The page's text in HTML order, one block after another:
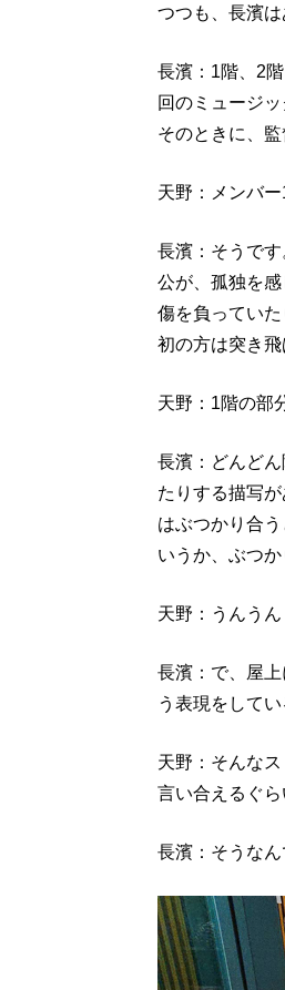
つつも、長濱は
長濱：1階、2
回のミュージ
そのときに、
天野：メンバ
長濱：そうで
公が、孤独を
傷を負ってい
初の方は突き
天野：1階の部
長濱：どんど
たりする描写
はぶつかり合
いうか、ぶつ
天野：うんうん
長濱：で、屋
う表現をして
天野：そんな
言い合えるぐ
長濱：そうな